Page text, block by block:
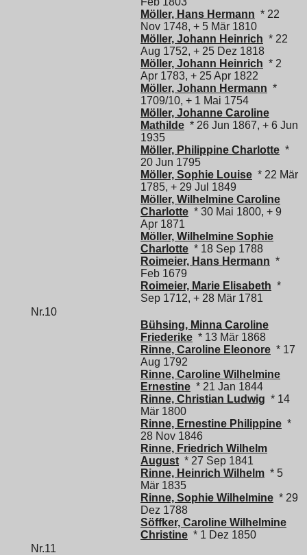
Möller, Hans Hermann * 22
Nov 1748, + 5 Mär 1810
Möller, Johann Heinrich * 22
Aug 1752, + 25 Dez 1818
Möller, Johann Heinrich * 2
Apr 1783, + 25 Apr 1822
Möller, Johann Hermann *
1709/10, + 1 Mai 1754
Möller, Johanne Caroline
Mathilde * 26 Jun 1867, + 6 Jun
1935
Möller, Philippine Charlotte *
20 Jun 1795
Möller, Sophie Louise * 22 Mär
1785, + 29 Jul 1849
Möller, Wilhelmine Caroline
Charlotte * 30 Mai 1800, + 9
Apr 1871
Möller, Wilhelmine Sophie
Charlotte * 18 Sep 1788
Roimeier, Hans Hermann *
Feb 1679
Roimeier, Marie Elisabeth *
Sep 1712, + 28 Mär 1781
Nr.10
Bühsing, Minna Caroline
Friederike * 13 Mär 1868
Rinne, Caroline Eleonore * 17
Aug 1792
Rinne, Caroline Wilhelmine
Ernestine * 21 Jan 1844
Rinne, Christian Ludwig * 14
Mär 1800
Rinne, Ernestine Philippine *
28 Nov 1846
Rinne, Friedrich Wilhelm
August * 27 Sep 1841
Rinne, Heinrich Wilhelm * 5
Mär 1835
Rinne, Sophie Wilhelmine * 29
Dez 1788
Söffker, Caroline Wilhelmine
Christine * 1 Dez 1850
Nr.11